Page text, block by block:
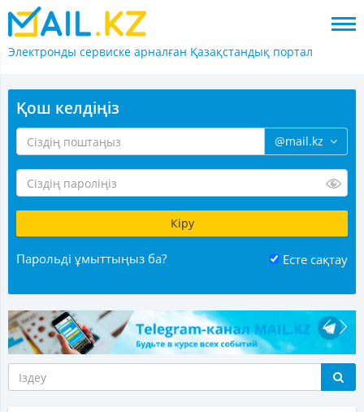
Электронды сервиске арналған Қазақстандық портал
Қош келдіңіз
@mail.kz
Парольді ұмыттыңыз ба? Есте сақтау